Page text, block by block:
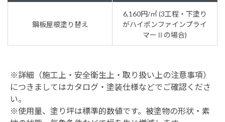
鋼板屋根塗り替え
6,160円/㎡ (3工程・下塗り
がハイポンファインプライ
マーⅡの場合)
※詳細（施工上・安全衛生上・取り扱い上の注意事項）
につきましてはカタログ・塗装仕様などでご確認くださ
い。
※使用量、塗り坪は標準的数値です。被塗物の形状・素